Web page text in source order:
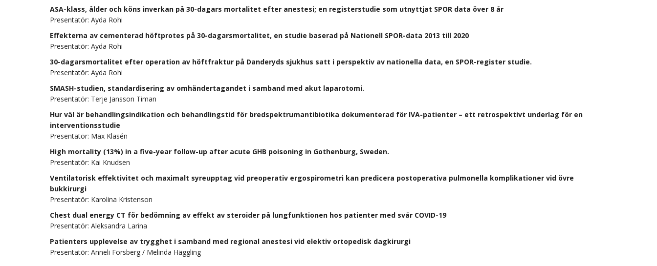
ASA-klass, ålder och köns inverkan på 30-dagars mortalitet efter anestesi; en registerstudie som utnyttjat SPOR data över 8 år
Presentatör: Ayda Rohi
Effekterna av cementerad höftprotes på 30-dagarsmortalitet, en studie baserad på Nationell SPOR-data 2013 till 2020
Presentatör: Ayda Rohi
30-dagarsmortalitet efter operation av höftfraktur på Danderyds sjukhus satt i perspektiv av nationella data, en SPOR-register studie.
Presentatör: Ayda Rohi
SMASH-studien, standardisering av omhändertagandet i samband med akut laparotomi.
Presentatör: Terje Jansson Timan
Hur väl är behandlingsindikation och behandlingstid för bredspektrumantibiotika dokumenterad för IVA-patienter – ett retrospektivt underlag för en
interventionsstudie
Presentatör: Max Klasén
High mortality (13%) in a five-year follow-up after acute GHB poisoning in Gothenburg, Sweden.
Presentatör: Kai Knudsen
Ventilatorisk effektivitet och maximalt syreupptag vid preoperativ ergospirometri kan predicera postoperativa pulmonella komplikationer vid övre
bukkirurgi
Presentatör: Karolina Kristenson
Chest dual energy CT för bedömning av effekt av steroider på lungfunktionen hos patienter med svår COVID-19
Presentatör: Aleksandra Larina
Patienters upplevelse av trygghet i samband med regional anestesi vid elektiv ortopedisk dagkirurgi
Presentatör: Anneli Forsberg / Melinda Häggling